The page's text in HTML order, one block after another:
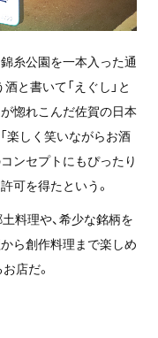
糸公園を一本入った通
と書いて「えぐし」と
惚れこんだ佐賀の日本
楽しく笑いながらお酒
ンセプトにもぴったり
可を得たという。
料理や、希少な銘柄を
ら創作料理まで楽しめ
店だ。